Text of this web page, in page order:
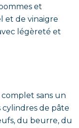
et
et de vinaigre
légèreté et
sans un
cylindres de pâte
du beurre, du